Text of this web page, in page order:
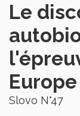
Le
Slovo N°47